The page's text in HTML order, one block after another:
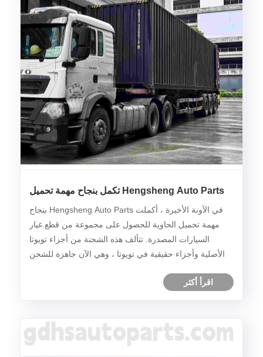
Hengsheng Auto Parts تكمل بنجاح مهمة تحميل
في الآونة الأخيرة ، أكملت Hengsheng Auto Parts بنجاح
مهمة تحميل الحاوية للحصول على مجموعة من قطع غيار
السيارات المصدرة. تتألف هذه الشحنة من أجزاء تويوتا
الأصلية وأجزاء حقيقية في تويوتا ، وهي الآن جاهزة للشحن
اقرأ أكثر